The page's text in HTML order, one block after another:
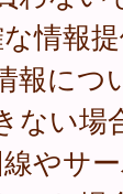
情報
報につ
ない場
やサ